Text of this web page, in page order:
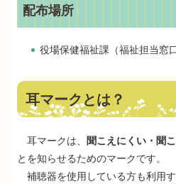
配布場所
役場保健福祉課（福祉担当窓口
耳マークとは？
耳マークは、 聞こえにくい・聞
とを知らせるためのマークです。
補聴器を使用している方も利用す